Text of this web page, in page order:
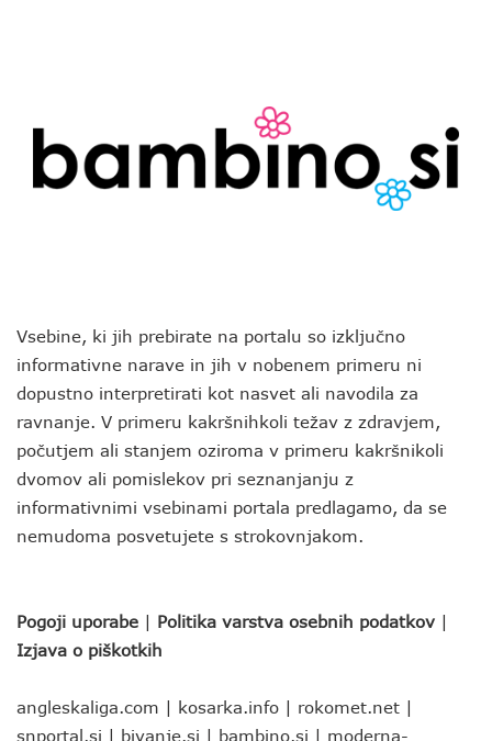
Vsebine, ki jih prebirate na portalu so izključno
informativne narave in jih v nobenem primeru ni
dopustno interpretirati kot nasvet ali navodila za
ravnanje. V primeru kakršnihkoli težav z zdravjem,
počutjem ali stanjem oziroma v primeru kakršnikoli
dvomov ali pomislekov pri seznanjanju z
informativnimi vsebinami portala predlagamo, da se
nemudoma posvetujete s strokovnjakom.
Pogoji uporabe | Politika varstva osebnih podatkov |
Izjava o piškotkih
angleskaliga.com | kosarka.info | rokomet.net |
snportal.si | bivanje.si | bambino.si | moderna-